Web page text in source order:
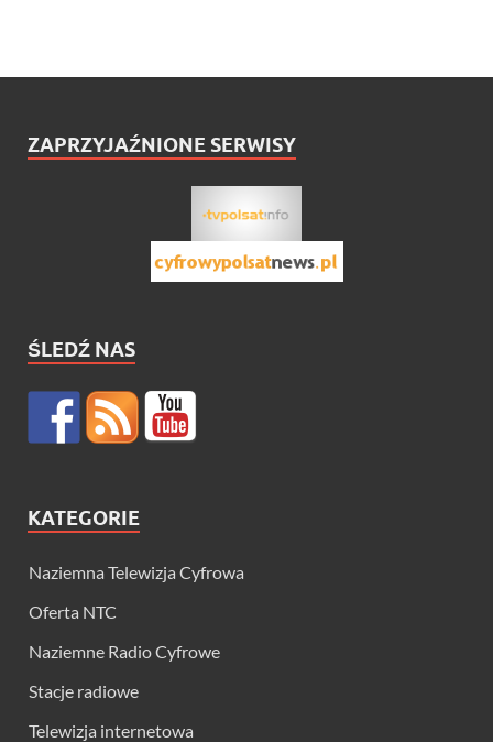
ZAPRZYJAŹNIONE SERWISY
ŚLEDŹ NAS
KATEGORIE
Naziemna Telewizja Cyfrowa
Oferta NTC
Naziemne Radio Cyfrowe
Stacje radiowe
Telewizja internetowa